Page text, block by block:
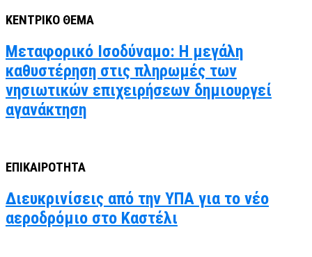
ΚΕΝΤΡΙΚΟ ΘΕΜΑ
Μεταφορικό Ισοδύναμο: Η μεγάλη
καθυστέρηση στις πληρωμές των
νησιωτικών επιχειρήσεων δημιουργεί
αγανάκτηση
ΕΠΙΚΑΙΡΟΤΗΤΑ
Διευκρινίσεις από την ΥΠΑ για το νέο
αεροδρόμιο στο Καστέλι